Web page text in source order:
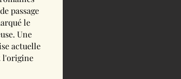
passage
le
Une
actuelle
l'origine